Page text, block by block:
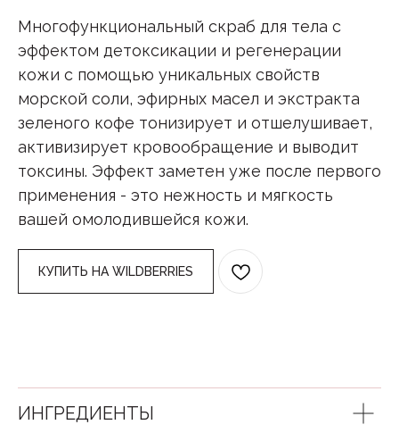
Многофункциональный скраб для тела с
эффектом детоксикации и регенерации
кожи с помощью уникальных свойств
морской соли, эфирных масел и экстракта
зеленого кофе тонизирует и отшелушивает,
активизирует кровообращение и выводит
токсины. Эффект заметен уже после первого
применения - это нежность и мягкость
вашей омолодившейся кожи.
КУПИТЬ НА WILDBERRIES
ИНГРЕДИЕНТЫ